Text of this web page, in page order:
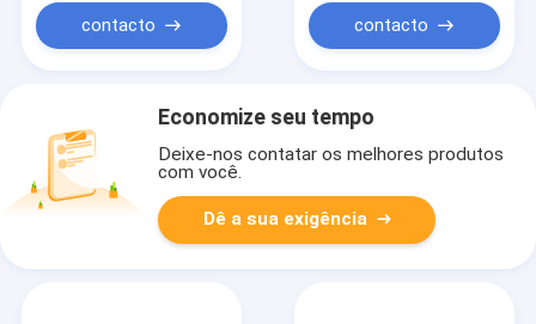
contacto contacto
Economize seu tempo
Deixe-nos contatar os melhores produtos
com você.
Dê a sua exigência